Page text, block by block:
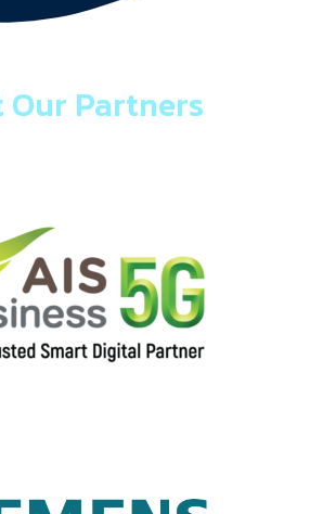
Our Partners